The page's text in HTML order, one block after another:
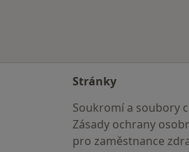
Stránky
Soukromí a soubory
Zásady ochrany
pro zaměstnance